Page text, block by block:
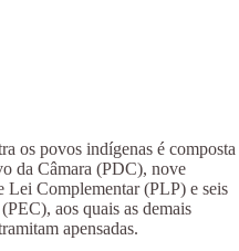
os povos indígenas é composta
da Câmara (PDC), nove
Lei Complementar (PLP) e seis
aos quais as demais
apensadas.